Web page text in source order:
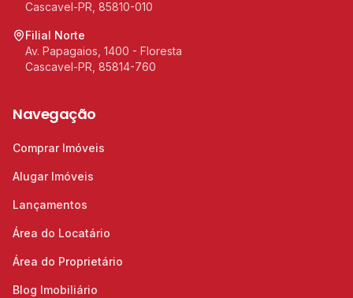
Cascavel-PR, 85810-010
Filial Norte
Av. Papagaios, 1400 - Floresta
Cascavel-PR, 85814-760
Navegação
Comprar Imóveis
Alugar Imóveis
Lançamentos
Área do Locatário
Área do Proprietário
Blog Imobiliário